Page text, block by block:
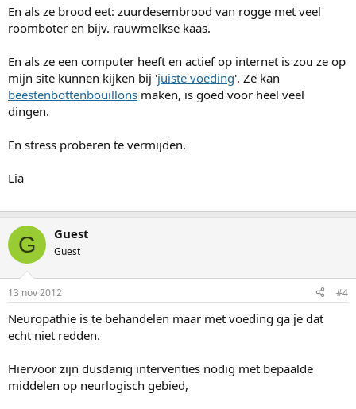
En als ze brood eet: zuurdesembrood van rogge met veel
roomboter en bijv. rauwmelkse kaas.
En als ze een computer heeft en actief op internet is zou ze op
mijn site kunnen kijken bij 'juiste voeding'. Ze kan
beestenbottenbouillons maken, is goed voor heel veel
dingen.
En stress proberen te vermijden.
Lia
G Guest
Guest
13 nov 2012 #4
Neuropathie is te behandelen maar met voeding ga je dat
echt niet redden.
Hiervoor zijn dusdanig interventies nodig met bepaalde
middelen op neurlogisch gebied,